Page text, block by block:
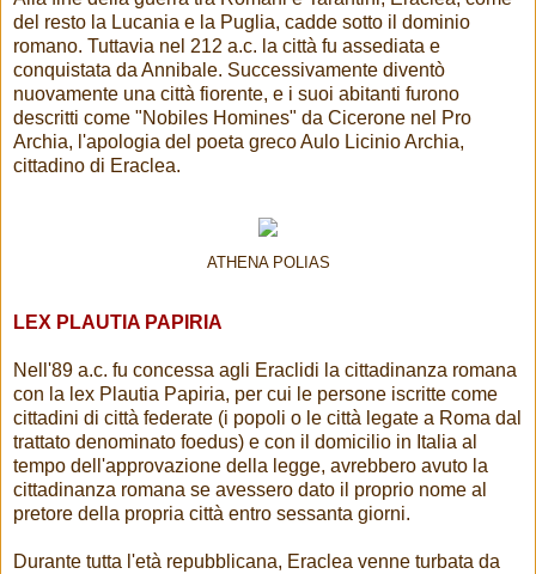
del resto la Lucania e la Puglia, cadde sotto il dominio
romano. Tuttavia nel 212 a.c. la città fu assediata e
conquistata da Annibale. Successivamente diventò
nuovamente una città fiorente, e i suoi abitanti furono
descritti come "Nobiles Homines" da Cicerone nel Pro
Archia, l'apologia del poeta greco Aulo Licinio Archia,
cittadino di Eraclea.
ATHENA POLIAS
LEX PLAUTIA PAPIRIA
Nell'89 a.c. fu concessa agli Eraclidi la cittadinanza romana
con la lex Plautia Papiria, per cui le persone iscritte come
cittadini di città federate (i popoli o le città legate a Roma dal
trattato denominato foedus) e con il domicilio in Italia al
tempo dell'approvazione della legge, avrebbero avuto la
cittadinanza romana se avessero dato il proprio nome al
pretore della propria città entro sessanta giorni.
Durante tutta l'età repubblicana, Eraclea venne turbata da